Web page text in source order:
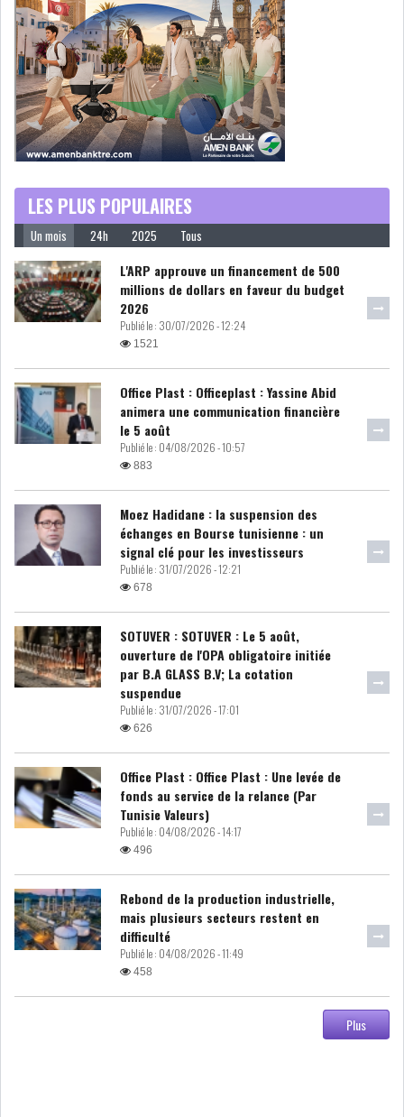
BOURSE DE TUNIS : UN OUTIL
DE FINANCEMEN...
LE CALENDRIER FISCAL ET
SOCIAL 2021: LES...
ECONOMIE
ACTUALITÉS
ÉCONOMIQUES
EMPLOI
PRIVATISATION
ACTUALITÉS DES
SOCIÉTÉS
DEVISES
LOI DE FINANCE ENERGIE
MÉDIAS EDUCATION
DONNÉES
MACROÉCONOMIQUES
HAUSSE DES RÉSERVES DE
DEVISES À 97 JOUR...
CREUSE À NOUVEAU,...
INS : L'INFLATION RECULE À
5,1% EN...
LES PLUS POPULAIRES
Un mois 24h 2025 Tous
L'ARP approuve un financement de 500
millions de dollars en faveur du budget
2026
Publié le : 30/07/2026 - 12:24
1521
Office Plast : Officeplast : Yassine Abid
animera une communication financière
le 5 août
Publié le : 04/08/2026 - 10:57
883
Moez Hadidane : la suspension des
échanges en Bourse tunisienne : un
signal clé pour les investisseurs
Publié le : 31/07/2026 - 12:21
678
SOTUVER : SOTUVER : Le 5 août,
ouverture de l'OPA obligatoire initiée
par B.A GLASS B.V; La cotation
suspendue
Publié le : 31/07/2026 - 17:01
626
Office Plast : Office Plast : Une levée de
fonds au service de la relance (Par
Tunisie Valeurs)
Publié le : 04/08/2026 - 14:17
496
Rebond de la production industrielle,
mais plusieurs secteurs restent en
difficulté
Publié le : 04/08/2026 - 11:49
458
Plus